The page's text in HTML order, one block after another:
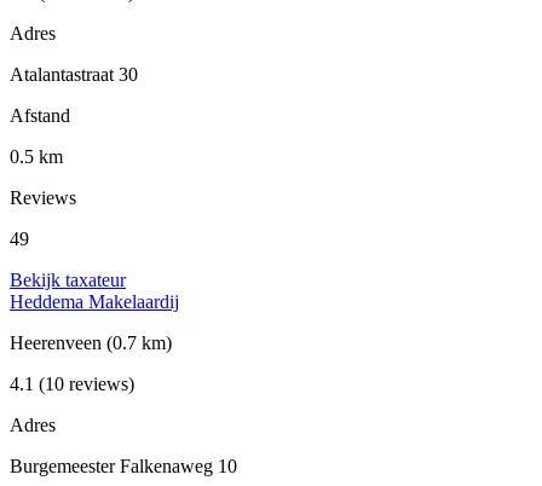
Adres
Atalantastraat 30
Afstand
0.5 km
Reviews
49
Bekijk taxateur
Heddema Makelaardij
Heerenveen (0.7 km)
4.1 (10 reviews)
Adres
Burgemeester Falkenaweg 10